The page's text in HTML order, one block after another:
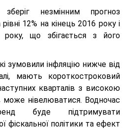
зберіг незмінним прогноз
12% на кінець 2016 року і
що збігається з його
зумовили інфляцію нижче від
мають короткостроковий
кварталів з високою
може нівелюватися. Водночас
буде підтримувати
фіскальної політики та ефект